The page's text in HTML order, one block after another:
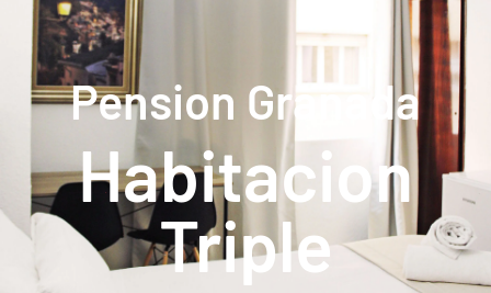
Pension Granada
Habitacion
Triple